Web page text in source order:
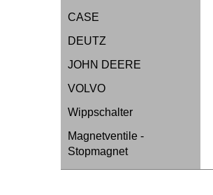
CASE
DEUTZ
JOHN DEERE
VOLVO
Wippschalter
Magnetventile -
Stopmagnet